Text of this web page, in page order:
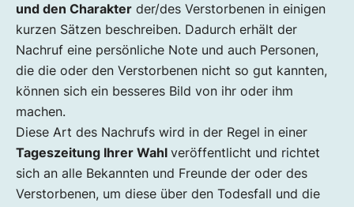
und den Charakter der/des Verstorbenen in einigen
kurzen Sätzen beschreiben. Dadurch erhält der
Nachruf eine persönliche Note und auch Personen,
die die oder den Verstorbenen nicht so gut kannten,
können sich ein besseres Bild von ihr oder ihm
machen.
Diese Art des Nachrufs wird in der Regel in einer
Tageszeitung Ihrer Wahl veröffentlicht und richtet
sich an alle Bekannten und Freunde der oder des
Verstorbenen, um diese über den Todesfall und die